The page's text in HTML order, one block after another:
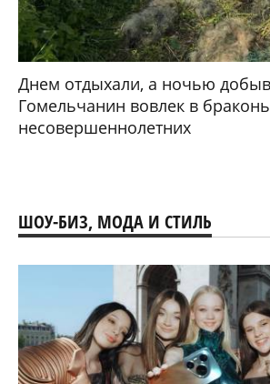
Днем отдыхали, а ночью
Гомельчанин вовлек в
несовершеннолетних
ШОУ-БИЗ, МОДА И СТИЛЬ